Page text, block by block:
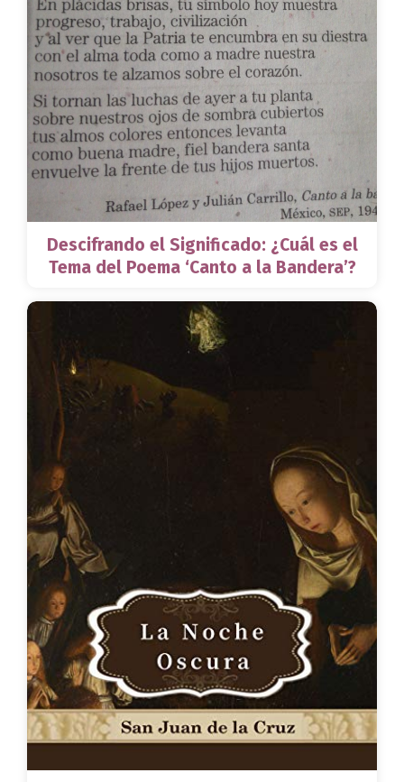
Descifrando el Significado: ¿Cuál es el
Tema del Poema ‘Canto a la Bandera’?